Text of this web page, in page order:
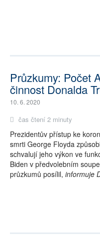
Průzkumy: Počet
činnost Donalda
10. 6. 2020
čas čtení 2 minuty
Prezidentův přístup ke
smrti George Floyda
schvalují jeho výkon ve
Biden v předvolebním
průzkumů posílil, informuje